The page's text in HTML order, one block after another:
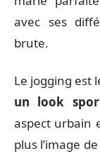
avec ses
brute.
Le jogging est
un look
aspect urbain
plus l’image